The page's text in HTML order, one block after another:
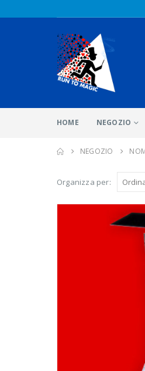
HOME NEGOZIO
NEGOZIO
Organizza per: